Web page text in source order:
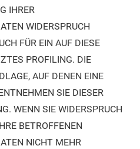
IHRER
WIDERSPRUCH
FÜR EIN AUF DIESE
PROFILING. DIE
AUF DENEN EINE
SIE DIESER
WENN SIE WIDERSPRUCH
BETROFFENEN
NICHT MEHR